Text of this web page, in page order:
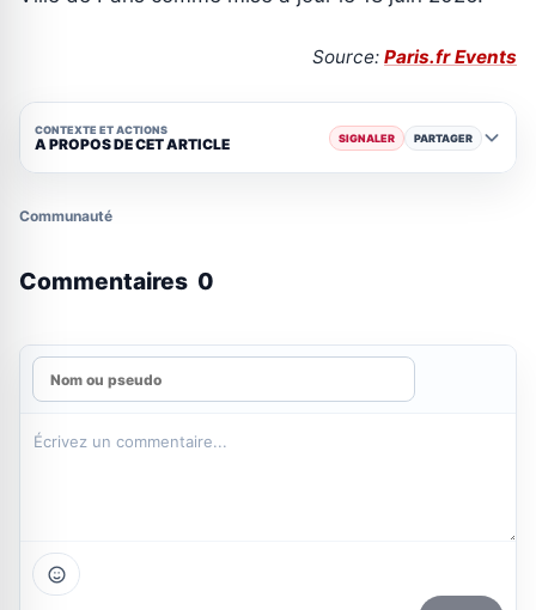
Source: Paris.fr Events
CONTEXTE ET ACTIONS
A PROPOS DE CET ARTICLE SIGNALER PARTAGER
Communauté
Commentaires 0